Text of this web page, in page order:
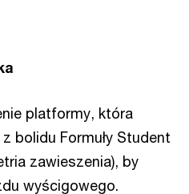
platformy, która
bolidu Formuły Student
zawieszenia), by
wyścigowego.